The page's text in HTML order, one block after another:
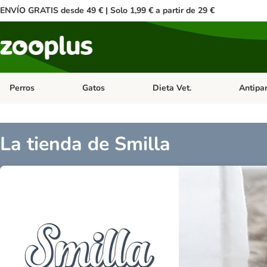
ENVÍO GRATIS desde 49 € | Solo 1,99 € a partir de 29 €
Perros Menú de categoria abierto: Perros
Gatos Menú de categoria abierto: Gatos
Dieta Vet. Menú
La tienda de Smilla